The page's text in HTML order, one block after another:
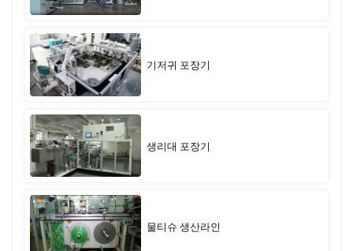
기저귀 포장기
생리대 포장기
물티슈 생산라인